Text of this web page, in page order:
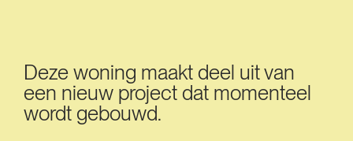
Deze woning maakt deel uit van
een nieuw project dat momenteel
wordt gebouwd.